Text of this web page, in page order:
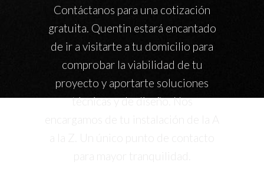
Contáctanos para una cotización
gratuita. Quentin estará encantado
de ir a visitarte a tu domicilio para
comprobar la viabilidad de tu
proyecto y aportarte soluciones
técnicas y de diseño. Nos